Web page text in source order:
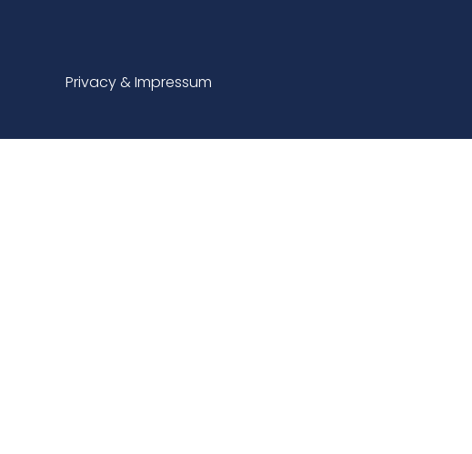
Privacy & Impressum